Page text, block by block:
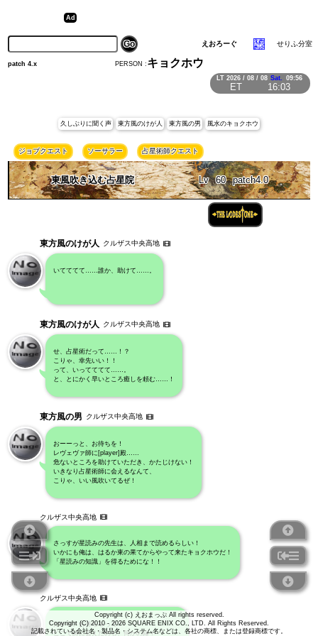
Copyright (c) えおまっぷ All rights reserved.
Copyright (C) 2010 - 2026 SQUARE ENIX CO., LTD. All Rights Reserved.
記載されている会社名・製品名・システム名などは、各社の商標、または登録商標です。
LT 2026 / 08 / 08 Sat. 09:56
ET 16:03
えおろーぐ せりふ分室
PERSON : キョクホウ
patch 4.x
久しぶりに聞く声 東方風のけが人 東方風の男 風水のキョクホウ
ジョブクエスト ソーサラー 占星術師クエスト
東風吹き込む占星院 Lv 60 patch4.0
東方風のけが人 クルザス中央高地
いてててて……誰か、助けて……。
東方風のけが人 クルザス中央高地
せ、占星術だって……！？
こりゃ、幸先いい！！
って、いってててて……。
と、とにかく早いところ癒しを頼む……！
東方風の男 クルザス中央高地
おーーっと、お待ちを！
レヴェヴァ師に[player]殿……
危ないところを助けていただき、かたじけない！
いきなり占星術師に会えるなんて、
こりゃ、いい風吹いてるぜ！
クルザス中央高地
さっすが星読みの先生は、人相まで読めるらしい！
いかにも俺は、はるか東の果てからやって来たキョクホウだ！
「星読みの知識」を得るためにな！！
クルザス中央高地
だから、お待ちをって！
ここで師に会えたのも、何かの縁！